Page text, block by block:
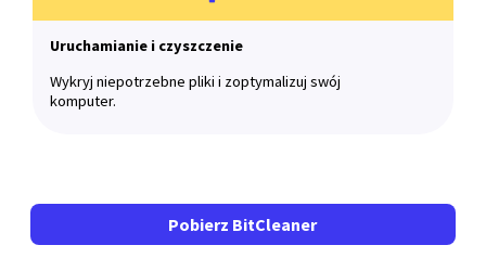
Uruchamianie i czyszczenie
Wykryj niepotrzebne pliki i zoptymalizuj swój
komputer.
Pobierz BitCleaner